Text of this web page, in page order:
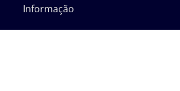
Informação